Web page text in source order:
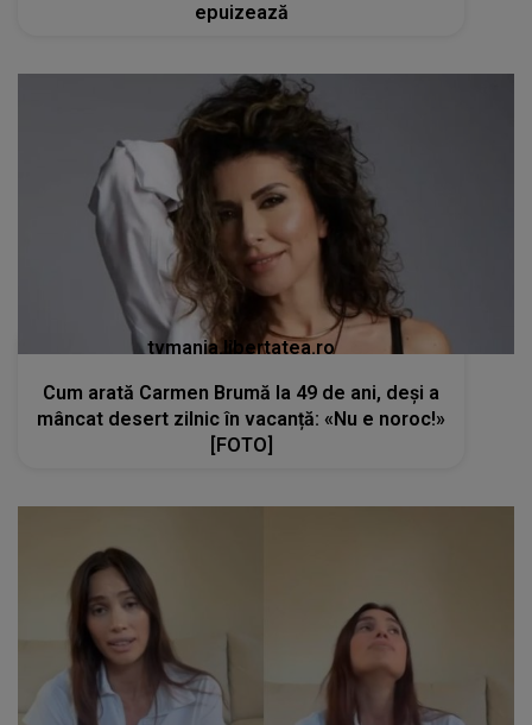
epuizează
tvmania.libertatea.ro
Cum arată Carmen Brumă la 49 de ani, deși a
mâncat desert zilnic în vacanță: «Nu e noroc!»
[FOTO]